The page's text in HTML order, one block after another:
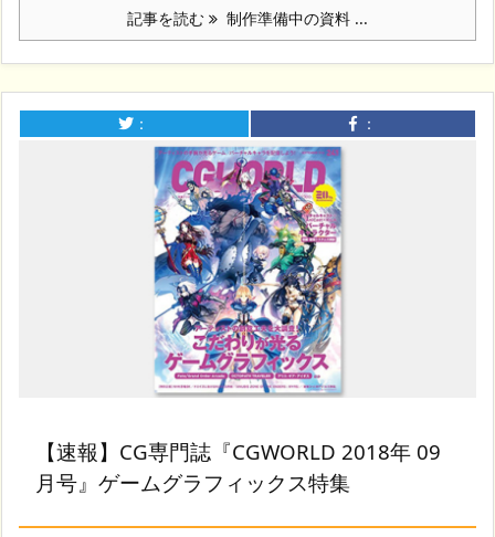
記事を読む 制作準備中の資料 ...
： ：
【速報】CG専門誌『CGWORLD 2018年 09
月号』ゲームグラフィックス特集